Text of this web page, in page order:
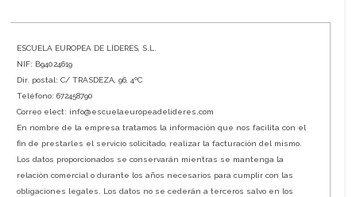
ESCUELA EUROPEA DE LÍDERES, S.L.
NIF: B94024619
Dir. postal: C/ TRASDEZA, 96, 4ºC
Teléfono: 672458790
Correo elect: info@escuelaeuropeadelideres.com
En nombre de la empresa tratamos la información que nos facilita con el
fin de prestarles el servicio solicitado, realizar la facturación del mismo.
Los datos proporcionados se conservarán mientras se mantenga la
relación comercial o durante los años necesarios para cumplir con las
obligaciones legales. Los datos no se cederán a terceros salvo en los